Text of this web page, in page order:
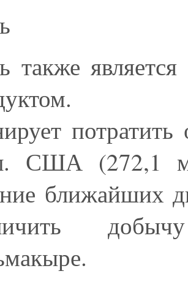
также
США (272,1
ближайших